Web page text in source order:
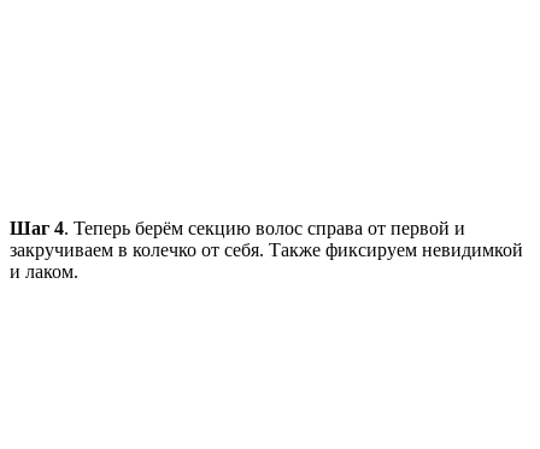
Шаг 4. Теперь берём секцию волос справа от первой и
закручиваем в колечко от себя. Также фиксируем невидимкой
и лаком.